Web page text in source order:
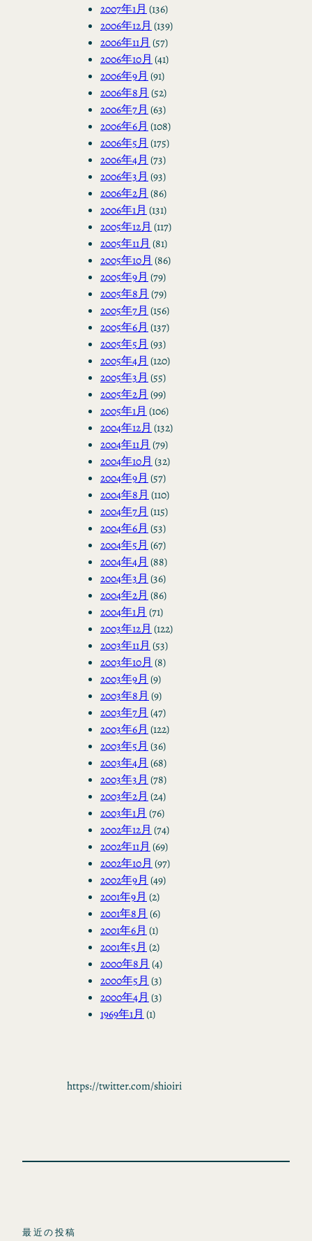
2007年1月 (136)
2006年12月 (139)
2006年11月 (57)
2006年10月 (41)
2006年9月 (91)
2006年8月 (52)
2006年7月 (63)
2006年6月 (108)
2006年5月 (175)
2006年4月 (73)
2006年3月 (93)
2006年2月 (86)
2006年1月 (131)
2005年12月 (117)
2005年11月 (81)
2005年10月 (86)
2005年9月 (79)
2005年8月 (79)
2005年7月 (156)
2005年6月 (137)
2005年5月 (93)
2005年4月 (120)
2005年3月 (55)
2005年2月 (99)
2005年1月 (106)
2004年12月 (132)
2004年11月 (79)
2004年10月 (32)
2004年9月 (57)
2004年8月 (110)
2004年7月 (115)
2004年6月 (53)
2004年5月 (67)
2004年4月 (88)
2004年3月 (36)
2004年2月 (86)
2004年1月 (71)
2003年12月 (122)
2003年11月 (53)
2003年10月 (8)
2003年9月 (9)
2003年8月 (9)
2003年7月 (47)
2003年6月 (122)
2003年5月 (36)
2003年4月 (68)
2003年3月 (78)
2003年2月 (24)
2003年1月 (76)
2002年12月 (74)
2002年11月 (69)
2002年10月 (97)
2002年9月 (49)
2001年9月 (2)
2001年8月 (6)
2001年6月 (1)
2001年5月 (2)
2000年8月 (4)
2000年5月 (3)
2000年4月 (3)
1969年1月 (1)
https://twitter.com/shioiri
最近の投稿